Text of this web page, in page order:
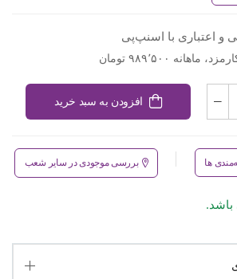
اعتباری با اسنپ‌پی
افزودن به سبد خرید
ها بررسی موجودی در سایر شعب
باشد.